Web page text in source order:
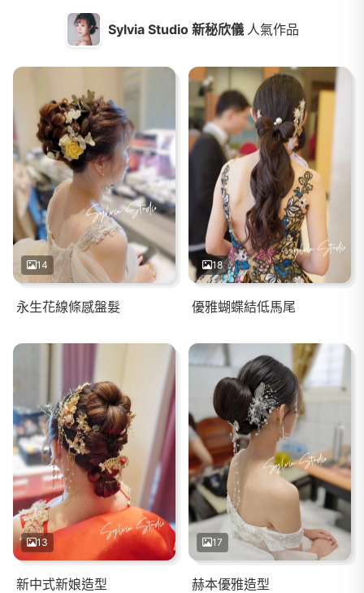
Sylvia Studio 新秘欣儀 人氣作品
14
永生花線條感盤髮
18
優雅蝴蝶結低馬尾
13
新中式新娘造型
17
赫本優雅造型